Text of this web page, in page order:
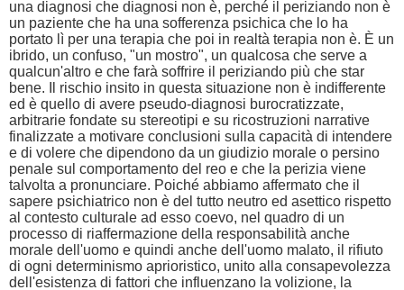
una diagnosi che diagnosi non è, perché il periziando non è
un paziente che ha una sofferenza psichica che lo ha
portato lì per una terapia che poi in realtà terapia non è. È un
ibrido, un confuso, "un mostro", un qualcosa che serve a
qualcun'altro e che farà soffrire il periziando più che star
bene. Il rischio insito in questa situazione non è indifferente
ed è quello di avere pseudo-diagnosi burocratizzate,
arbitrarie fondate su stereotipi e su ricostruzioni narrative
finalizzate a motivare conclusioni sulla capacità di intendere
e di volere che dipendono da un giudizio morale o persino
penale sul comportamento del reo e che la perizia viene
talvolta a pronunciare. Poiché abbiamo affermato che il
sapere psichiatrico non è del tutto neutro ed asettico rispetto
al contesto culturale ad esso coevo, nel quadro di un
processo di riaffermazione della responsabilità anche
morale dell'uomo e quindi anche dell'uomo malato, il rifiuto
di ogni determinismo aprioristico, unito alla consapevolezza
dell'esistenza di fattori che influenzano la volizione, la